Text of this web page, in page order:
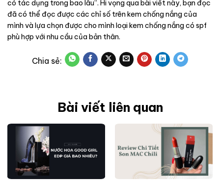
có tác dụng trong bao lâu”. Hi vọng qua bài viết này, bạn đọc
đã có thể đọc được các chỉ số trên kem chống nắng của
mình và lựa chọn được cho mình loại kem chống nắng có spf
phù hợp với nhu cầu của bản thân.
Bài viết liên quan